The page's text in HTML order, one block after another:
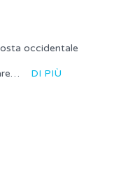
occidentale
DI PIÙ